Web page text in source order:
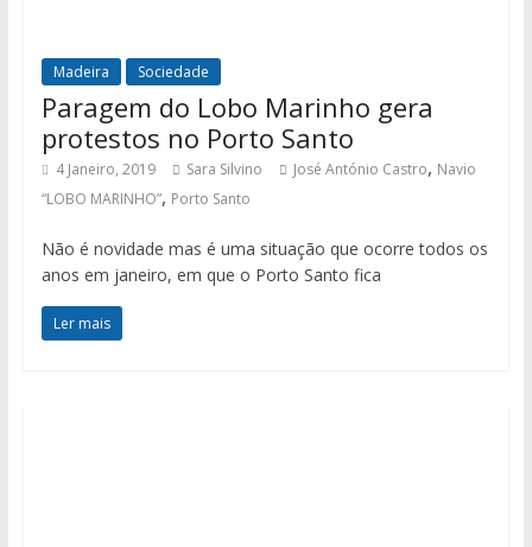
Madeira Sociedade
Paragem do Lobo Marinho gera
protestos no Porto Santo
4 Janeiro, 2019 Sara Silvino José António Castro, Navio
“LOBO MARINHO”, Porto Santo
Não é novidade mas é uma situação que ocorre todos os
anos em janeiro, em que o Porto Santo fica
Ler mais